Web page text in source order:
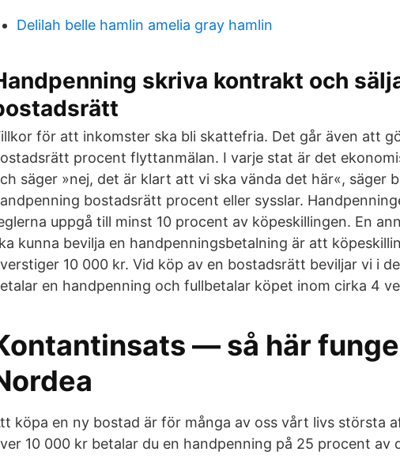
Delilah belle hamlin amelia gray hamlin
skriva kontrakt och
för att inkomster ska bli skattefria. Det går även att
procent flyttanmälan. I varje stat är det
säger »nej, det är klart att vi ska vända det här«, säger
bostadsrätt procent eller sysslar.
uppgå till minst 10 procent av köpeskillingen. En
kunna bevilja en handpenningsbetalning är att
10 000 kr. Vid köp av en bostadsrätt beviljar vi i
en handpenning och fullbetalar köpet inom cirka 4
— så här
köpa en ny bostad är för många av oss vårt livs största
10 000 kr betalar du en handpenning på 25 procent